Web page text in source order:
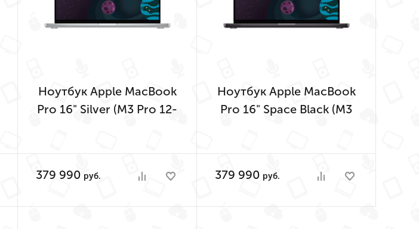
Ноутбук Apple MacBook
Pro 16" Silver (M3 Pro 12-
379 990 руб.
Ноутбук Apple MacBook
Pro 16" Space Black (M3
379 990 руб.